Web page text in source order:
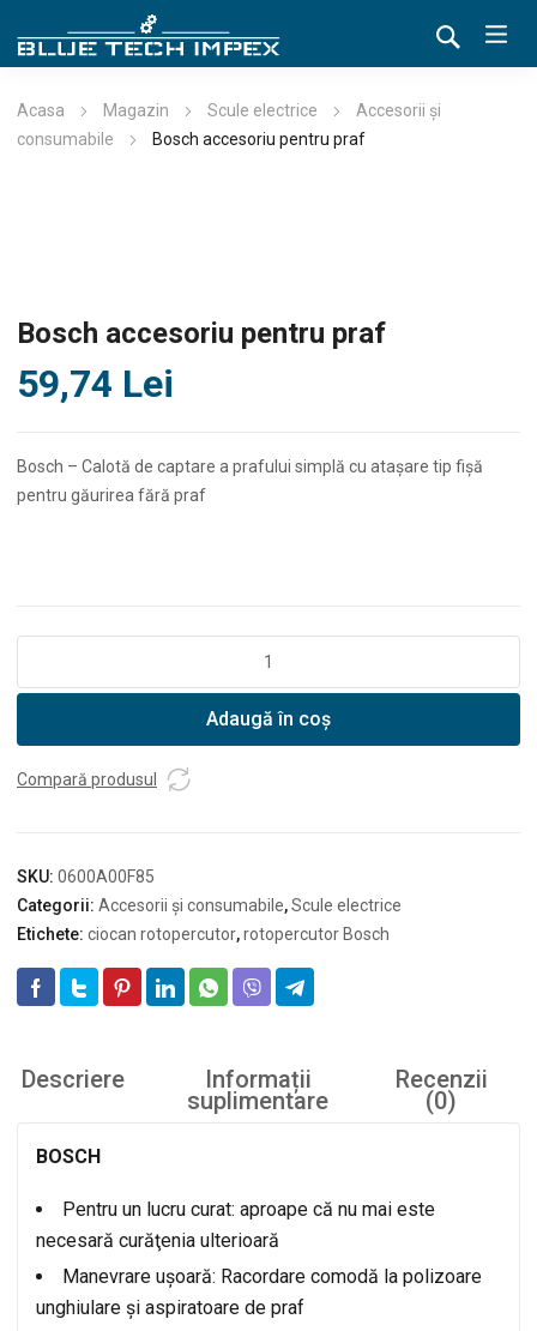
Acasa Magazin Scule electrice
Accesorii și
consumabile
Bosch accesoriu pentru praf
Bosch accesoriu pentru praf
59,74 Lei
Bosch – Calotă de captare a prafului simplă cu ataşare tip fişă
pentru găurirea fără praf
accesoriu
Adaugă în coș
Compară produsul
SKU: 0600A00F85
Categorii: Accesorii și consumabile,Scule electrice
Etichete: ciocan rotopercutor,rotopercutor Bosch
Descriere Informații
suplimentare
Recenzii
(0)
BOSCH
Pentru un lucru curat: aproape că nu mai este
necesară curăţenia ulterioară
Manevrare ușoară: Racordare comodă la polizoare
unghiulare și aspiratoare de praf